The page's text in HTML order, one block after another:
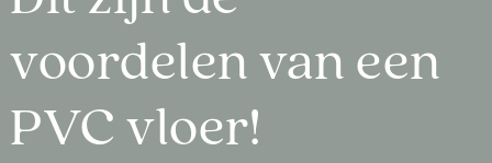
voordelen van een
PVC vloer!